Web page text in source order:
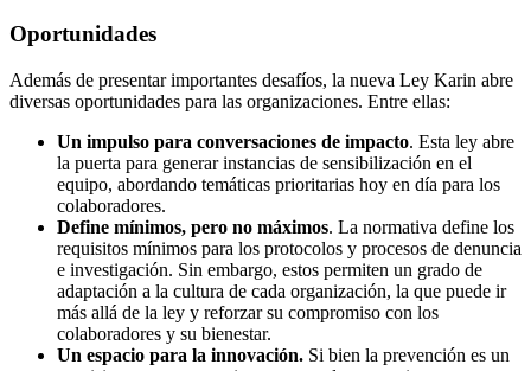
Oportunidades
Además de presentar importantes desafíos, la nueva Ley Karin abre
diversas oportunidades para las organizaciones. Entre ellas:
Un impulso para conversaciones de impacto. Esta ley abre
la puerta para generar instancias de sensibilización en el
equipo, abordando temáticas prioritarias hoy en día para los
colaboradores.
Define mínimos, pero no máximos. La normativa define los
requisitos mínimos para los protocolos y procesos de denuncia
e investigación. Sin embargo, estos permiten un grado de
adaptación a la cultura de cada organización, la que puede ir
más allá de la ley y reforzar su compromiso con los
colaboradores y su bienestar.
Un espacio para la innovación. Si bien la prevención es un